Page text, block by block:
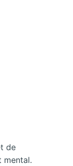
de
mental.